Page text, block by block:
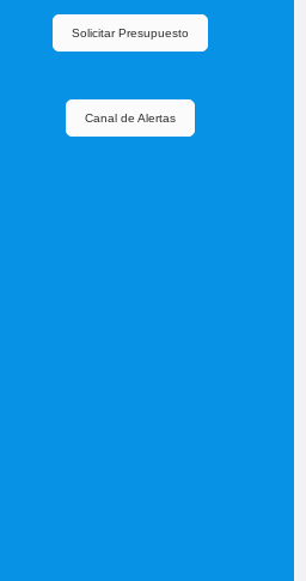
Solicitar Presupuesto
Canal de Alertas